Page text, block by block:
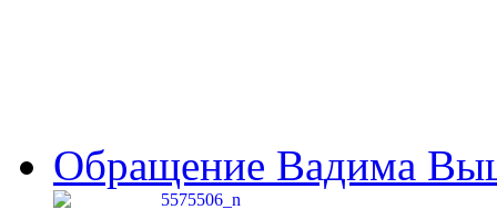
Обращение Вадима